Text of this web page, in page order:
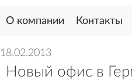
О компании Контакты
Новый офис в
18.02.2013